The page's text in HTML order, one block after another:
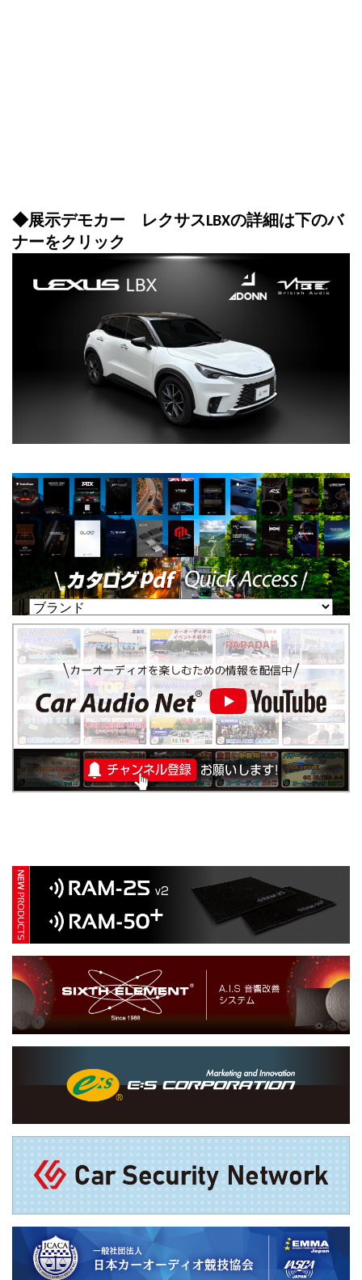
◆展示デモカー レクサスLBXの詳細は下のバ
ナーをクリック